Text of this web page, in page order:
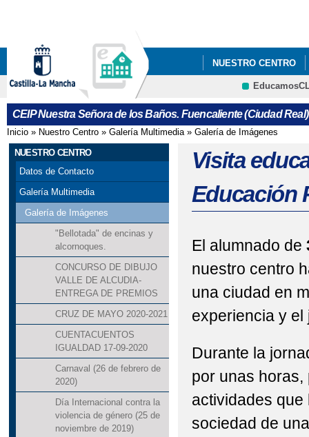
NUESTRO CENTRO
ACTIVIDAD STEAM
CONVIVENCIA
DÍA
HEALTHY LUNCH
NAVIDAD 2020-2021
SOMOS-CEIP
CRFP
CEIP Nuestra Señora de los Baños. Fuencaliente (Ciudad Real)
Se encuentra usted aquí
Inicio » Nuestro Centro » Galería Multimedia» Galería de Imágenes
NUESTRO CENTRO
Datos de Contacto
Galería Multimedia
Galería de Imágenes
"Bellotada" de encinas y
alcornoques.
CONCURSO DE DIBUJO
VALLE DE ALCUDIA-
ENTREGA DE PREMIOS
CRUZ DE MAYO 2020-2021
CUENTACUENTOS
IGUALDAD 17-09-2020
Carnaval (26 de febrero de
2020)
Día Internacional contra la
violencia de género (25 de
noviembre de 2019)
Visita
Educación
El alumnado de
nuestro centro
una ciudad en
experiencia y el
Durante la
por unas
actividades que
sociedad de